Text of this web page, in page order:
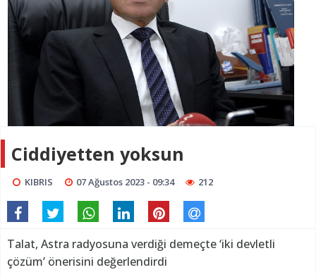
Ciddiyetten yoksun
KIBRIS 07 Ağustos 2023 - 09:34 212
Talat, Astra radyosuna verdiği demeçte ‘iki devletli
çözüm’ önerisini değerlendirdi